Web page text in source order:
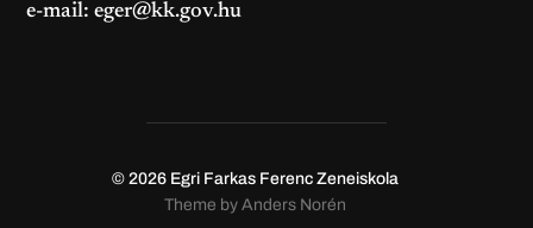
e-mail:eger@kk.gov.hu
© 2026 Egri Farkas Ferenc Zeneiskola
Theme by Anders Norén